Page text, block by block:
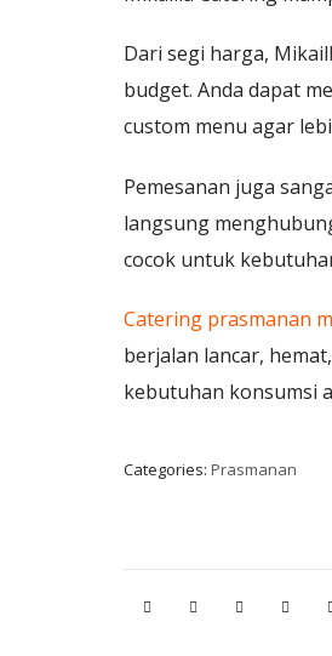
Dari segi harga,
budget. Anda dapat
custom menu agar
Pemesanan juga
langsung
cocok untuk
Catering prasmanan
berjalan lancar,
kebutuhan konsumsi
Categories: Prasmanan